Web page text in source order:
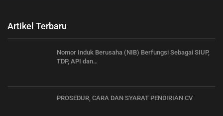
Artikel Terbaru
Nomor Induk Berusaha (NIB) Berfungsi Sebagai SIUP,
TDP, API dan…
PROSEDUR, CARA DAN SYARAT PENDIRIAN CV